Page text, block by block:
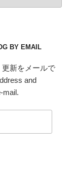
BY EMAIL
更新をメールで
and
mail.